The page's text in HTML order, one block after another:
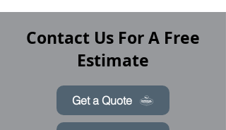
Contact Us For A Free
Estimate
Get a Quote